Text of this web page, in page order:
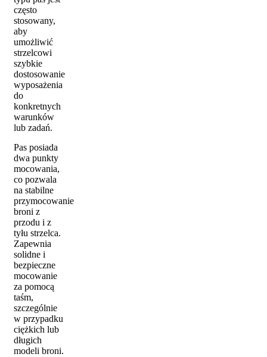
często
stosowany,
aby
umożliwić
strzelcowi
szybkie
dostosowanie
wyposażenia
do
konkretnych
warunków
lub zadań.
Pas posiada
dwa punkty
mocowania,
co pozwala
na stabilne
przymocowanie
broni z
przodu i z
tyłu strzelca.
Zapewnia
solidne i
bezpieczne
mocowanie
za pomocą
taśm,
szczególnie
w przypadku
ciężkich lub
długich
modeli broni.